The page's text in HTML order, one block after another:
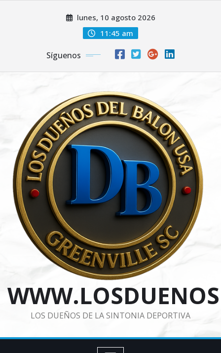
lunes, 10 agosto 2026
11:45 am
Síguenos
LOS DUEÑOS DE LA SINTONIA DEPORTIVA